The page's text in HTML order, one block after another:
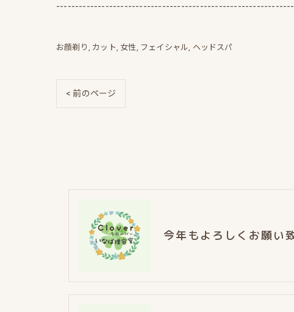
お顔剃り カット 女性 フェイシャル ヘッドスパ
< 前のページ
今年もよろしくお願い